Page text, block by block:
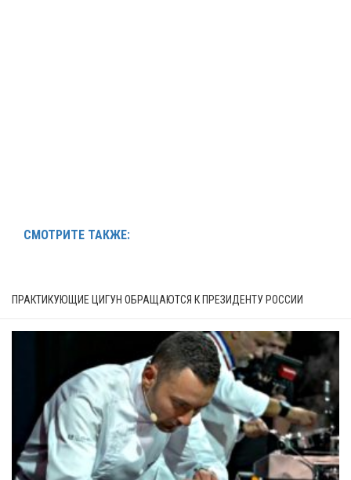
СМОТРИТЕ ТАКЖЕ:
ПРАКТИКУЮЩИЕ ЦИГУН ОБРАЩАЮТСЯ К ПРЕЗИДЕНТУ РОССИИ